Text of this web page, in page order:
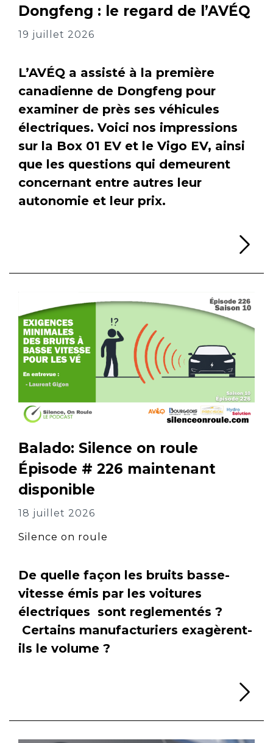
Dongfeng : le regard de l’AVÉQ
19 juillet 2026
L’AVÉQ a assisté à la première
canadienne de Dongfeng pour
examiner de près ses véhicules
électriques. Voici nos impressions
sur la Box 01 EV et le Vigo EV, ainsi
que les questions qui demeurent
concernant entre autres leur
autonomie et leur prix.
Balado: Silence on roule
Épisode # 226 maintenant
disponible
18 juillet 2026
Silence on roule
De quelle façon les bruits basse-
vitesse émis par les voitures
électriques sont reglementés ?
Certains manufacturiers exagèrent-
ils le volume ?